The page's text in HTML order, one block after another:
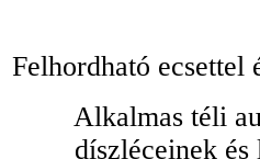
Felhordható
Alkalmas téli
díszléceinek